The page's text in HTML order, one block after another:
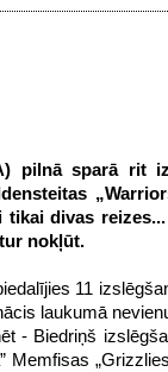
pilnā sparā rit
tikai divas
nokļūt.
11
laukumā
- Biedriņš
Memfisas